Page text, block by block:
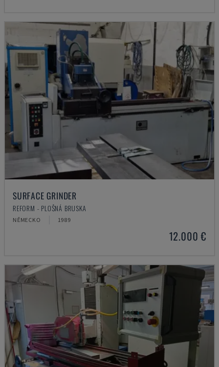
SURFACE GRINDER
REFORM - PLOŠNÁ BRUSKA
NĚMECKO 1989
12.000 €